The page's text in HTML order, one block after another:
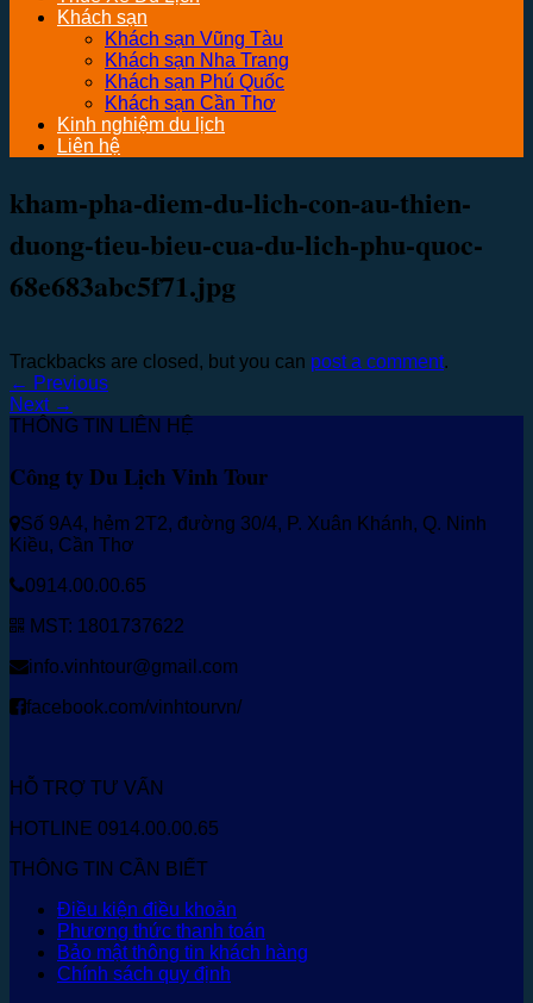
Khách sạn
Khách sạn Vũng Tàu
Khách sạn Nha Trang
Khách sạn Phú Quốc
Khách sạn Cần Thơ
Kinh nghiệm du lịch
Liên hệ
kham-pha-diem-du-lich-con-au-thien-
duong-tieu-bieu-cua-du-lich-phu-quoc-
68e683abc5f71.jpg
Trackbacks are closed, but you can post a comment.
← Previous
Next →
THÔNG TIN LIÊN HỆ
Công ty Du Lịch Vinh Tour
Số 9A4, hẻm 2T2, đường 30/4, P. Xuân Khánh, Q. Ninh
Kiều, Cần Thơ
0914.00.00.65
MST: 1801737622
info.vinhtour@gmail.com
facebook.com/vinhtourvn/
HỖ TRỢ TƯ VẤN
HOTLINE 0914.00.00.65
THÔNG TIN CẦN BIẾT
Điều kiện điều khoản
Phương thức thanh toán
Bảo mật thông tin khách hàng
Chính sách quy định